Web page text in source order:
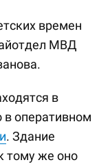
времен
МВД
в
в оперативном
. Здание
тому же оно